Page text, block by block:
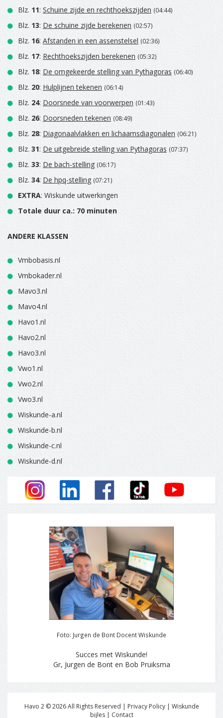
Blz. 11: Schuine zijde en rechthoekszijden (04:44)
Blz. 13: De schuine zijde berekenen (02:57)
Blz. 16: Afstanden in een assenstelsel (02:36)
Blz. 17: Rechthoekszijden berekenen (05:32)
Blz. 18: De omgekeerde stelling van Pythagoras (06:40)
Blz. 20: Hulplijnen tekenen (06:14)
Blz. 24: Doorsnede van voorwerpen (01:43)
Blz. 26: Doorsneden tekenen (08:49)
Blz. 28: Diagonaalvlakken en lichaamsdiagonalen (06:21)
Blz. 31: De uitgebreide stelling van Pythagoras (07:37)
Blz. 33: De bach-stelling (06:17)
Blz. 34: De hpq-stelling (07:21)
EXTRA: Wiskunde uitwerkingen
Totale duur ca.: 70 minuten
ANDERE KLASSEN
Vmbobasis.nl
Vmbokader.nl
Mavo3.nl
Mavo4.nl
Havo1.nl
Havo2.nl
Havo3.nl
Vwo1.nl
Vwo2.nl
Vwo3.nl
Wiskunde-a.nl
Wiskunde-b.nl
Wiskunde-c.nl
Wiskunde-d.nl
Foto: Jurgen de Bont Docent Wiskunde
Succes met Wiskunde!
Gr, Jurgen de Bont en Bob Pruiksma
Havo 2 ©2026All Rights Reserved | Privacy Policy | Wiskunde
bijles| Contact